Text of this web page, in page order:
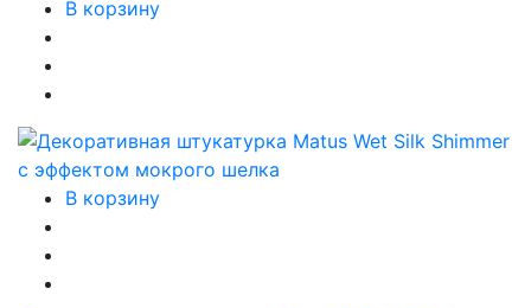
В корзину
В корзину